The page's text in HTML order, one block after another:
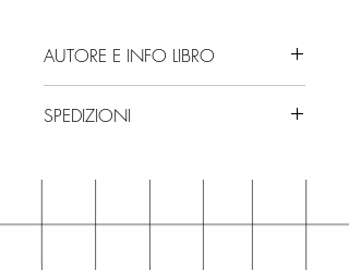
AUTORE E INFO LIBRO
Editore: Feltrinelli
Edizione: 2021
SPEDIZIONI
3/4 giorni, secondo disponibilità